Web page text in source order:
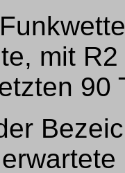
mit
90